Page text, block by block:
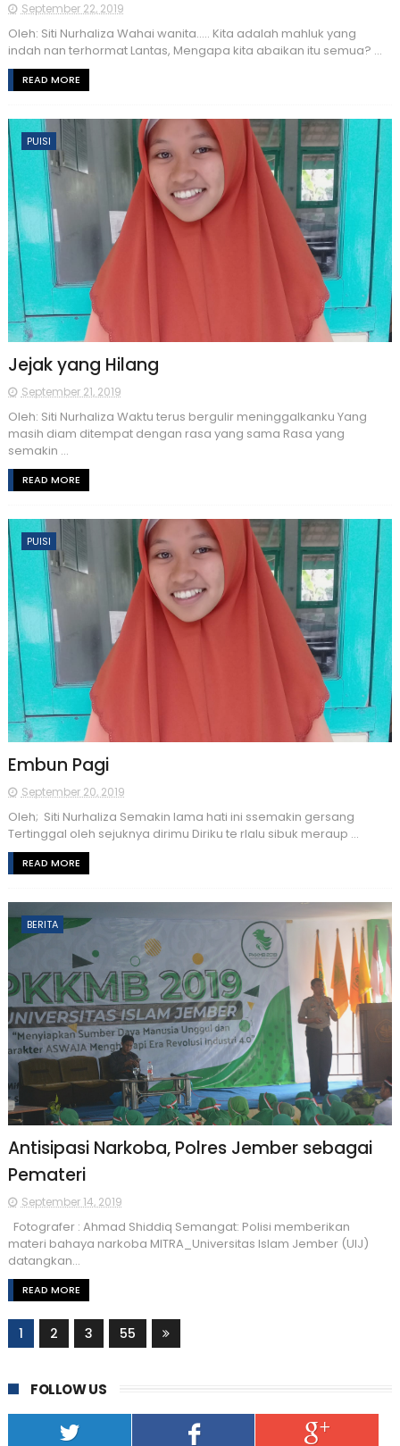
September 22, 2019
Oleh: Siti Nurhaliza Wahai wanita….. Kita adalah mahluk yang
indah nan terhormat Lantas, Mengapa kita abaikan itu semua? ...
READ MORE
PUISI
Jejak yang Hilang
September 21, 2019
Oleh: Siti Nurhaliza Waktu terus bergulir meninggalkanku Yang
masih diam ditempat dengan rasa yang sama Rasa yang
semakin ...
READ MORE
PUISI
Embun Pagi
September 20, 2019
Oleh; Siti Nurhaliza Semakin lama hati ini ssemakin gersang
Tertinggal oleh sejuknya dirimu Diriku te rlalu sibuk meraup ...
READ MORE
BERITA
Antisipasi Narkoba, Polres Jember sebagai
Pemateri
September 14, 2019
Fotografer : Ahmad Shiddiq Semangat: Polisi memberikan
materi bahaya narkoba MITRA_Universitas Islam Jember (UIJ)
datangkan...
READ MORE
1 2 3 55
FOLLOW US